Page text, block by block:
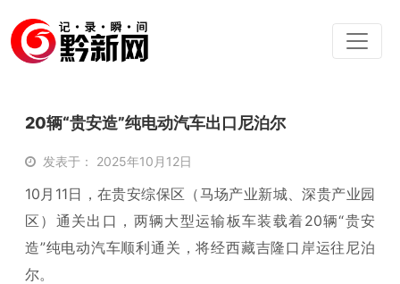
20辆“贵安造”纯电动汽车出口尼泊尔
发表于： 2025年10月12日
10月11日，在贵安综保区（马场产业新城、深贵产业园
区）通关出口，两辆大型运输板车装载着20辆“贵安
造”纯电动汽车顺利通关，将经西藏吉隆口岸运往尼泊
尔。